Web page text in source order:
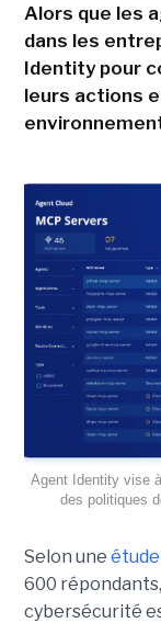
Alors que les
dans les
Identity pour
leurs actions
Agent Identity vise
des politiques
Selon une étude
600 répondants,
cybersécurité